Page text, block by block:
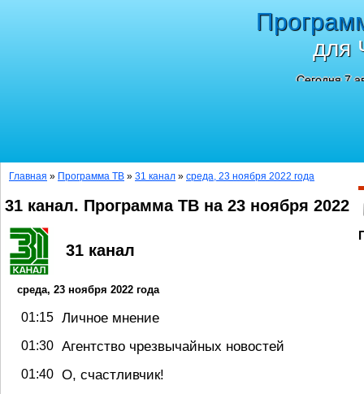
для
Сегодня 7
Главная » Программа ТВ » 31 канал » среда, 23 ноября 2022 года
31 канал. Программа ТВ на 23 ноября 2022
31 канал
среда, 23 ноября 2022 года
01:15 Личное мнение
01:30 Агентство чрезвычайных новостей
01:40 О, счастливчик!